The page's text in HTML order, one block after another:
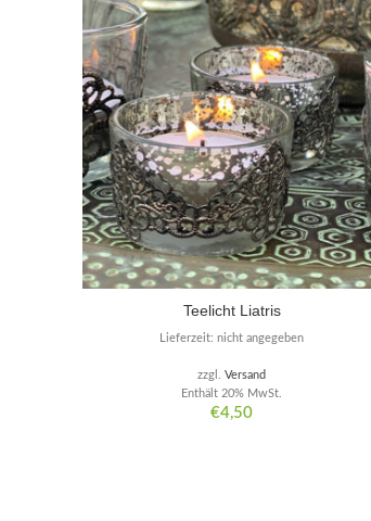
Teelicht Liatris
€4,50
Enthält 20% MwSt.
zzgl.Versand
Lieferzeit: nicht angegeben